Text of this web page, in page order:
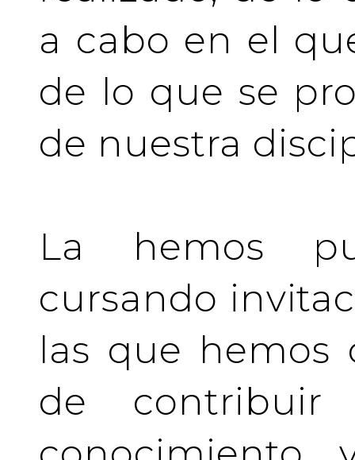
a cabo en el
de lo que se
de nuestra
La hemos
cursando
las que hemos
de contribuir